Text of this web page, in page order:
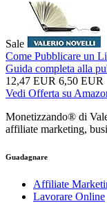
Sale
Come Pubblicare un
Guida completa alla
12,47 EUR 6,50 EUR
Vedi Offerta su
Monetizzando® di
affiliate marketing,
Guadagnare
Affiliate
Lavorare Online